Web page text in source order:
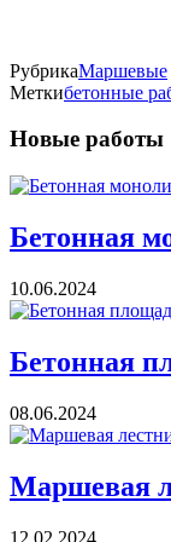
РубрикаМаршевые
Меткибетонные
Новые работы
Бетонная
10.06.2024
Бетонная
08.06.2024
Маршевая
12.02.2024